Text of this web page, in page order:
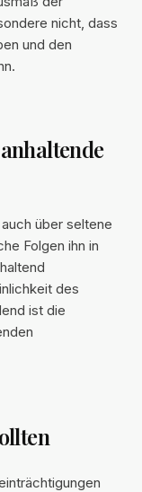
nicht, dass
und den
über seltene
Folgen ihn in
des
ist die